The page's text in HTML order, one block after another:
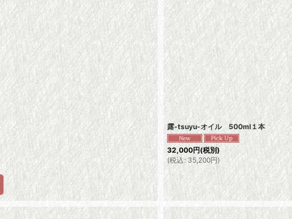
露-tsuyu-オイル 500ml１本
32,000円(税別)
(税込: 35,200円)